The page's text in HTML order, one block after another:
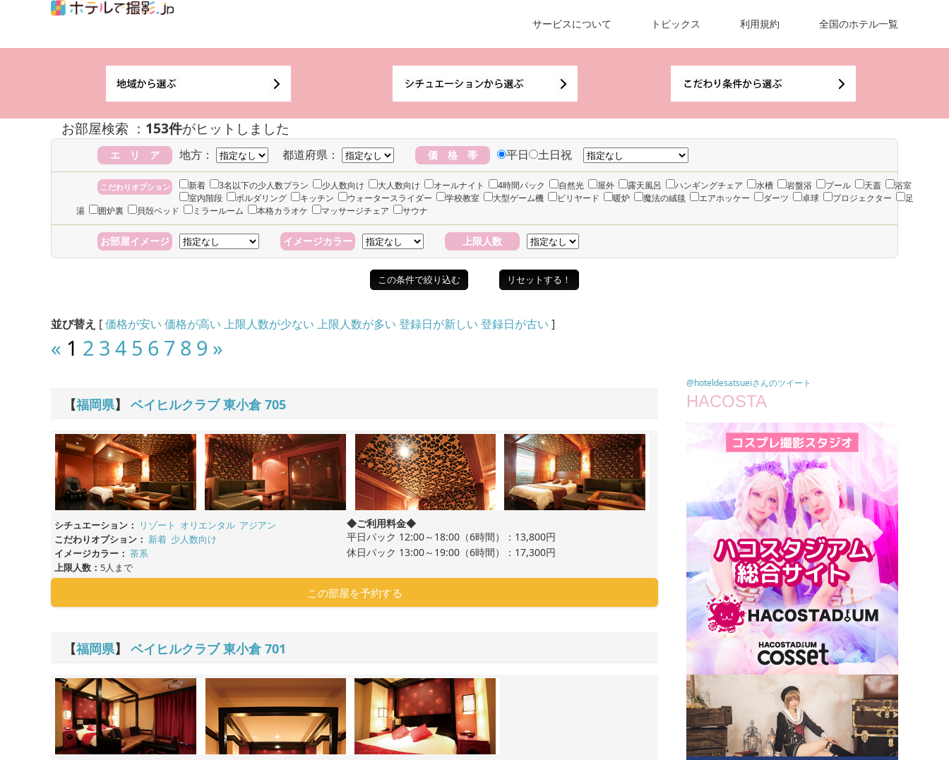
サービスについて トピックス 利用規約 全国のホテル一覧
お部屋検索 ： 153件がヒットしました
エ リ ア 地方： 都道府県： 価 格 帯 平日 土日祝
こだわりオプション 新着 3名以下の少人数プラン 少人数向け 大人数向け オールナイト 4時間パック 自然光 屋外 露天風呂 ハンギングチェア 水槽 岩盤浴 プール 天蓋
浴室
室内階段
ボルダリング キッチン ウォータースライダー 学校教室 大型ゲーム機 ビリヤード 暖炉 魔法の絨毯 エアホッケー ダーツ 卓球 プロジェクター
足
湯
囲炉裏 貝殻ベッド ミラールーム 本格カラオケ マッサージチェア サウナ
お部屋イメージ イメージカラー 上限人数
並び替え [価格が安い 価格が高い 上限人数が少ない 上限人数が多い 登録日が新しい 登録日が古い ]
« 1 2 3 4 5 6 7 8 9 »
【福岡県】 ベイヒルクラブ 東小倉 705
シチュエーション： リゾート オリエンタル アジアン
こだわりオプション： 新着 少人数向け
イメージカラー： 茶系
上限人数： 5人まで
◆ご利用料金◆
平日パック 12:00～18:00（6時間）：13,800円
休日パック 13:00～19:00（6時間）：17,300円
この部屋を予約する
【福岡県】 ベイヒルクラブ 東小倉 701
@hoteldesatsueiさんのツイート
HACOSTA